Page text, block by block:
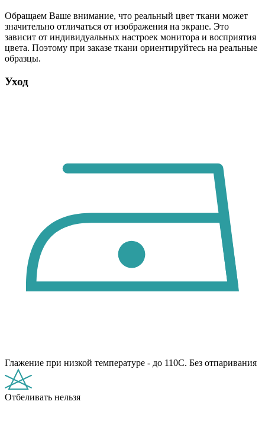
Обращаем Ваше внимание, что реальный цвет ткани может
значительно отличаться от изображения на экране. Это
зависит от индивидуальных настроек монитора и восприятия
цвета. Поэтому при заказе ткани ориентируйтесь на реальные
образцы.
Уход
Глажение при низкой температуре - до 110С. Без отпаривания
Отбеливать нельзя